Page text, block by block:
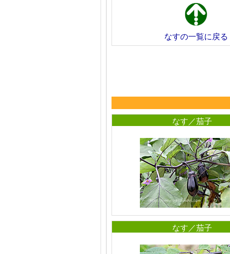
なすの一覧に戻る
なす／茄子
なす／茄子